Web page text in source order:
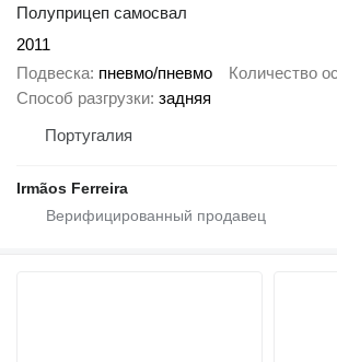
Полуприцеп самосвал
2011
Подвеска пневмо/пневмо Количество
Способ разгрузки задняя
Португалия
Irmãos Ferreira